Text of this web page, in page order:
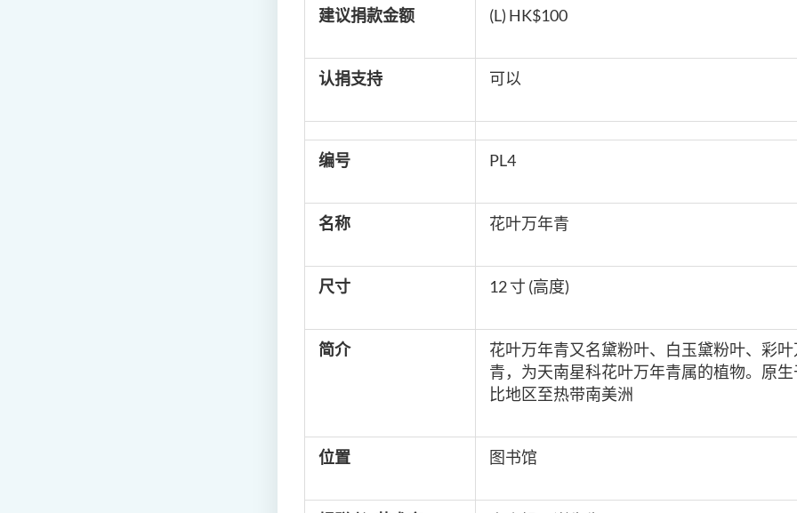
建议捐款金额 (L) HK$100
认捐支持 可以
编号 PL4
名称 花叶万年青
尺寸 12 寸 (高度)
简介
花叶万年青又名黛粉叶、白玉黛粉叶、彩
青，为天南星科花叶万年青属的植物。原
比地区至热带南美洲
位置 图书馆